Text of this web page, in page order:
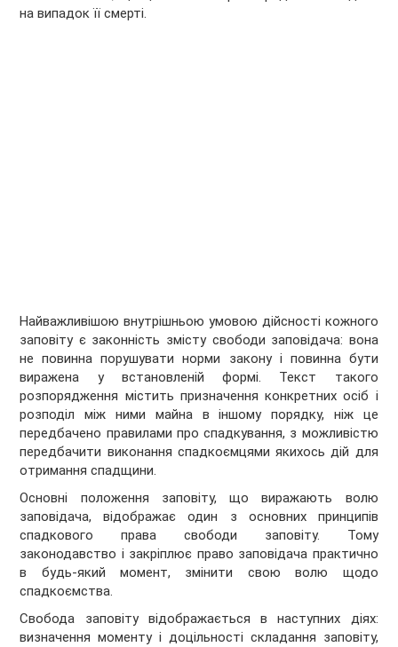
на випадок її смерті.
Найважливішою внутрішньою умовою дійсності кожного
заповіту є законність змісту свободи заповідача: вона
не повинна порушувати норми закону і повинна бути
виражена у встановленій формі. Текст такого
розпорядження містить призначення конкретних осіб і
розподіл між ними майна в іншому порядку, ніж це
передбачено правилами про спадкування, з можливістю
передбачити виконання спадкоємцями якихось дій для
отримання спадщини.
Основні положення заповіту, що виражають волю
заповідача, відображає один з основних принципів
спадкового права свободи заповіту. Тому
законодавство і закріплює право заповідача практично
в будь-який момент, змінити свою волю щодо
спадкоємства.
Свобода заповіту відображається в наступних діях:
визначення моменту і доцільності складання заповіту,